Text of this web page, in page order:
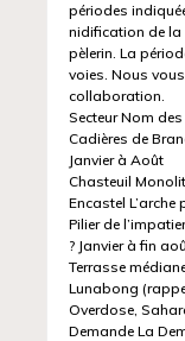
périodes
nidification de la
pèlerin. La
voies. Nous
collaboration.
Secteur Nom
Cadières de
Janvier à Août
Chasteuil
Encastel
Pilier de
? Janvier à fin
Terrasse
Lunabong
Overdose,
Demande La